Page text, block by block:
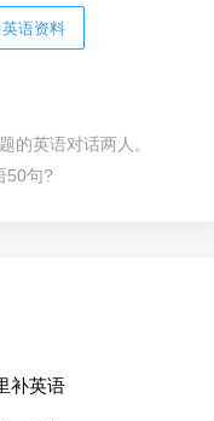
语资料
的英语对话两人。
50句?
补英语